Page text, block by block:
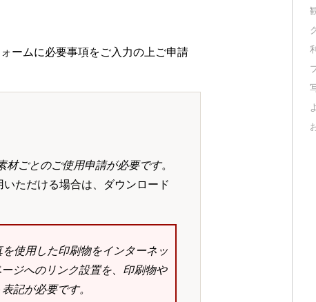
ームに必要事項をご入力の上ご申請
材ごとのご使用申請が必要です。
ただける場合は、ダウンロード
使用した印刷物をインターネッ
ジへのリンク設置を、印刷物や
記が必要です。